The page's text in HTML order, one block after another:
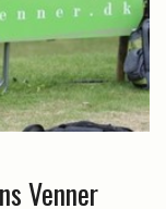
Venner